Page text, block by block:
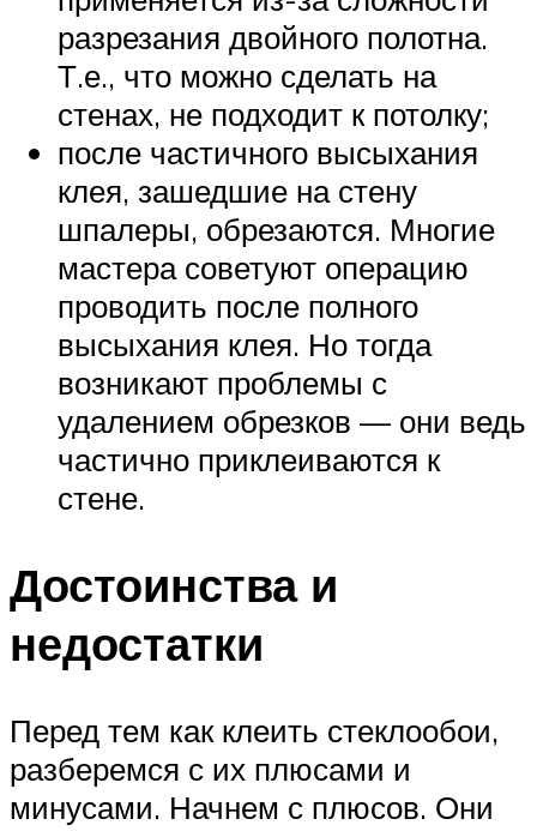
разрезания двойного полотна.
Т.е., что можно сделать на
стенах, не подходит к потолку;
после частичного высыхания
клея, зашедшие на стену
шпалеры, обрезаются. Многие
мастера советуют операцию
проводить после полного
высыхания клея. Но тогда
возникают проблемы с
удалением обрезков — они ведь
частично приклеиваются к
стене.
Достоинства и
недостатки
Перед тем как клеить стеклообои,
разберемся с их плюсами и
минусами. Начнем с плюсов. Они